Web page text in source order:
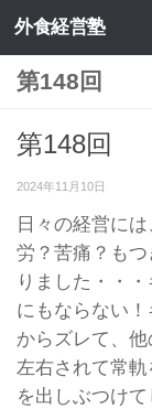
コンテンツへスキ
外食経営塾
第148回
第148回
2024年11月10日
日々の経営に
労？苦痛？も
りました・・
にもならない
からズレて、
左右されて常
を出しぶつけ